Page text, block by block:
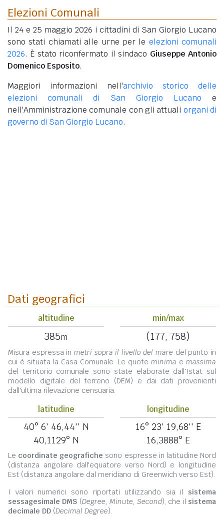
Elezioni Comunali
Il 24 e 25 maggio 2026 i cittadini di San Giorgio Lucano
sono stati chiamati alle urne per le elezioni comunali
2026. È stato riconfermato il sindaco Giuseppe Antonio
Domenico Esposito.
Maggiori informazioni nell'archivio storico delle
elezioni comunali di San Giorgio Lucano e
nell'Amministrazione comunale con gli attuali organi di
governo di San Giorgio Lucano.
Dati geografici
altitudine
385m
min/max
(177, 758)
Misura espressa in metri sopra il livello del mare del punto in
cui è situata la Casa Comunale. Le quote minima e massima
del territorio comunale sono state elaborate dall'Istat sul
modello digitale del terreno (DEM) e dai dati provenienti
dall'ultima rilevazione censuaria.
latitudine
40° 6' 46,44'' N
40,1129° N
longitudine
16° 23' 19,68'' E
16,3888° E
Le coordinate geografiche sono espresse in latitudine Nord
(distanza angolare dall'equatore verso Nord) e longitudine
Est (distanza angolare dal meridiano di Greenwich verso Est).
I valori numerici sono riportati utilizzando sia il sistema
sessagesimale DMS (Degree, Minute, Second), che il sistema
decimale DD (Decimal Degree).